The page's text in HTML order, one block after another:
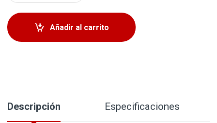
Añadir al carrito
Descripción Especificaciones